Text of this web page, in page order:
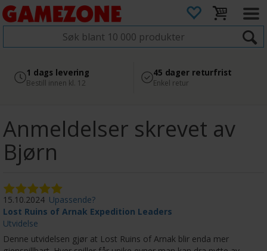
2 300+ anmeldelser på
Google
Sikker betaling
med Svea
1 dags levering
Bestill innen kl. 12
45 dager returfrist
Enkel retur
Anmeldelser skrevet av
Bjørn
15.10.2024 Upassende?
Lost Ruins of Arnak Expedition Leaders
Utvidelse
Denne utvidelsen gjør at Lost Ruins of Arnak blir enda mer